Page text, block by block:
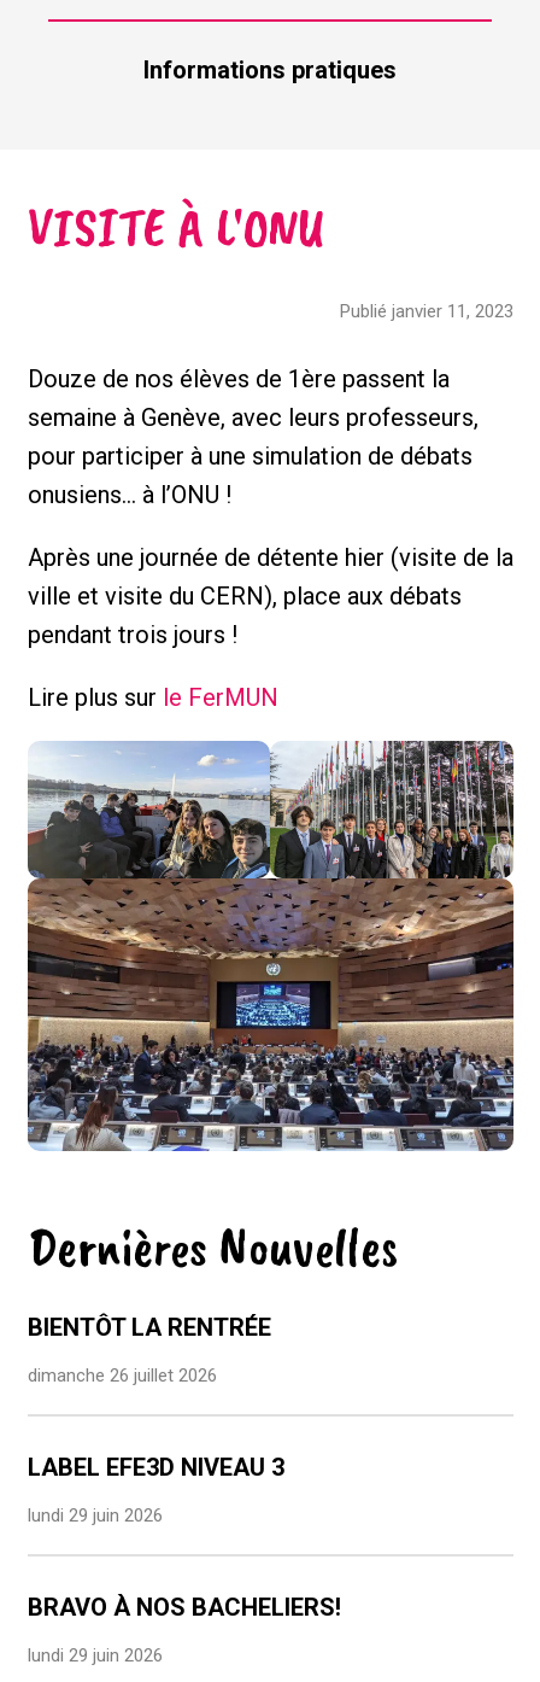
Informations pratiques
VISITE À L'ONU
Publié janvier 11, 2023
Douze de nos élèves de 1ère passent la
semaine à Genève, avec leurs professeurs,
pour participer à une simulation de débats
onusiens… à l’ONU !
Après une journée de détente hier (visite de la
ville et visite du CERN), place aux débats
pendant trois jours !
Lire plus sur le FerMUN
Dernières Nouvelles
BIENTÔT LA RENTRÉE
dimanche 26 juillet 2026
LABEL EFE3D NIVEAU 3
lundi 29 juin 2026
BRAVO À NOS BACHELIERS!
lundi 29 juin 2026